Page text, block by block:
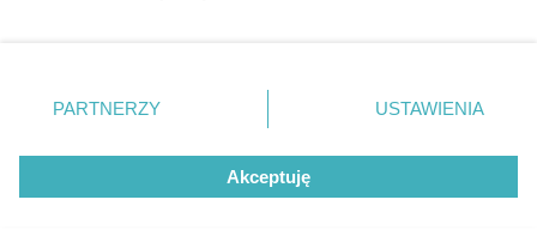
© 2026 Grupa ZPR Media
zmienić/wycofać klikając przycisk ustawień prywatności
znajdujący się w lewym dolnym rogu strony
rodzaje przetwarzania danych nie wymagają zgody
użytkownika, ale masz prawo sprzeciwić się takiemu
przetwarzaniu. Preferencje będą miały zastosowanie tylko
PARTNERZY USTAWIENIA
Akceptuję